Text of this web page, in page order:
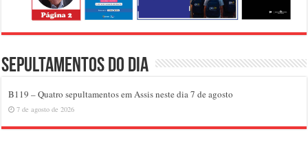
Sepultamentos do dia
B119 – Quatro sepultamentos em Assis neste dia 7 de agosto
7 de agosto de 2026